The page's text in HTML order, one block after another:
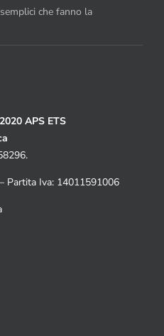
che fanno la
APS ETS
Partita Iva: 14011591006